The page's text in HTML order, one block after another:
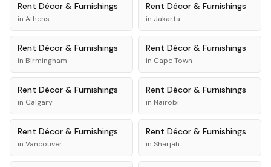
Rent Décor & Furnishings
in Athens
Rent Décor & Furnishings
in Jakarta
Rent Décor & Furnishings
in Birmingham
Rent Décor & Furnishings
in Cape Town
Rent Décor & Furnishings
in Calgary
Rent Décor & Furnishings
in Nairobi
Rent Décor & Furnishings
in Vancouver
Rent Décor & Furnishings
in Sharjah